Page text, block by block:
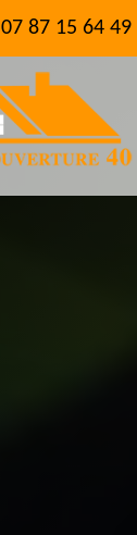
07 87 15 64 49